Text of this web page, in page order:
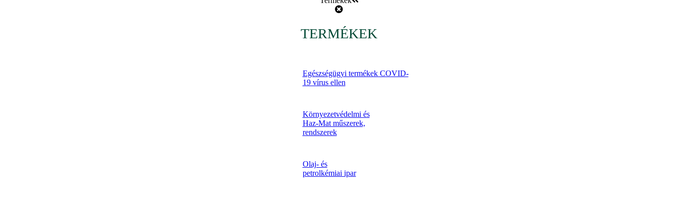
TERMÉKEK
Egészségügyi termékek COVID-
19 vírus ellen
Környezetvédelmi és
Haz-Mat műszerek,
rendszerek
Olaj- és
petrolkémiai ipar